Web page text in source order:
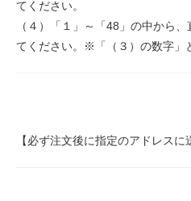
てください。
（４）「１」～「48」の中から
てください。※「（３）の数字」
【必ず注文後に指定のアドレスに